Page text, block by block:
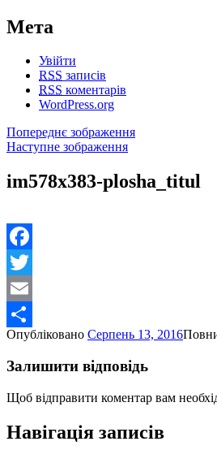
Мета
Увійти
RSS записів
RSS коментарів
WordPress.org
Попереднє зображення
Наступне зображення
im578x383-plosha_titul
Facebook
Twitter
Email
Share
Опубліковано Серпень 13, 2016
Залишити відповідь
Щоб відправити коментар вам
Навігація записів